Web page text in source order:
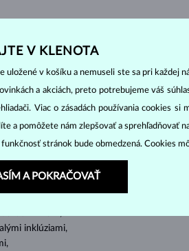
ŠPERKY
4C: výbrus (cut), čistota (clarity), farba (
je výbrus guľatý, tzv. briliant.
s ostrými rohmi, populárny najmä u
nedokonalostí diamantu:
inklúziami,
V KLENOTA
uložené v košíku a nemuseli ste sa pri každej
a akciách, preto potrebujeme váš
Viac o zásadách používania cookies si
a pomôžete nám zlepšovať a sprehľadňovať
stránok bude obmedzená. Cookies
A POKRAČOVAŤ